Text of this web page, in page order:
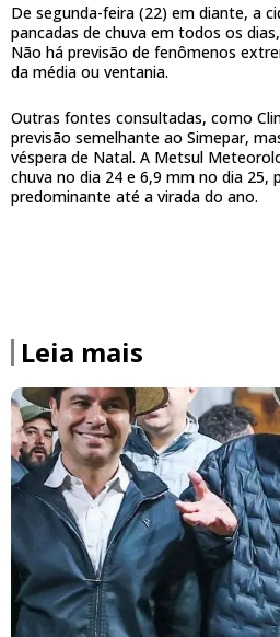
De segunda-feira (22) em diante, a
pancadas de chuva em todos os
Não há previsão de fenômenos
da média ou ventania.
Outras fontes consultadas, como
previsão semelhante ao Simepar,
véspera de Natal. A Metsul
chuva no dia 24 e 6,9 mm no dia 25,
predominante até a virada do ano.
Leia mais